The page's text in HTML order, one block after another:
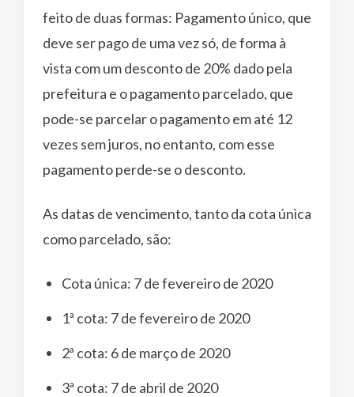
feito de duas formas: Pagamento único, que
deve ser pago de uma vez só, de forma à
vista com um desconto de 20% dado pela
prefeitura e o pagamento parcelado, que
pode-se parcelar o pagamento em até 12
vezes sem juros, no entanto, com esse
pagamento perde-se o desconto.
As datas de vencimento, tanto da cota única
como parcelado, são:
Cota única: 7 de fevereiro de 2020
1ª cota: 7 de fevereiro de 2020
2ª cota: 6 de março de 2020
3ª cota: 7 de abril de 2020